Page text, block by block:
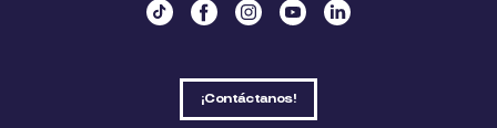
¡Contáctanos!